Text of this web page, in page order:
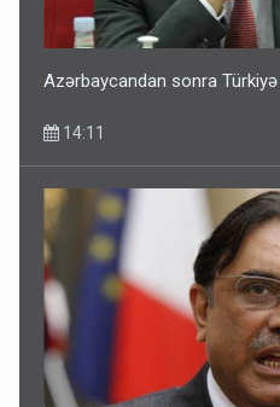
Azərbaycandan sonra Türkiyə
14:11